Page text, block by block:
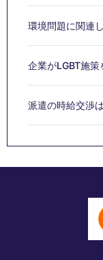
環境問題に関連
企業がLGBT施策
派遣の時給交渉